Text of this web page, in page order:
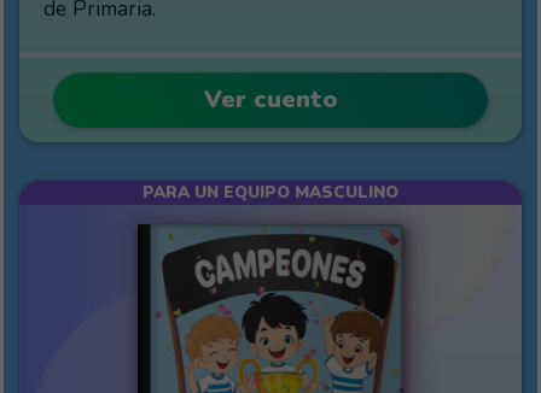
de Primaria.
Ver cuento
PARA UN EQUIPO MASCULINO